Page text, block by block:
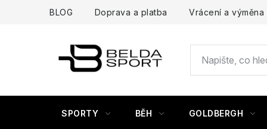
BLOG Doprava a platba Vrácení a
SPORTY BĚH GOLDBERGH